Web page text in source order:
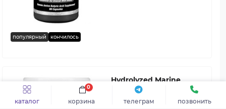
каталог телеграм позвонить
корзина
0
популярный кончилось
Hydrolyzed Marine
Collagen Peptides 200